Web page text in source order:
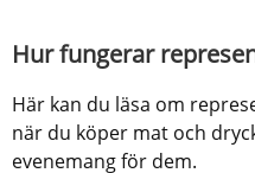
Hur fungerar
Här kan du läsa om
när du köper mat och
evenemang för dem.